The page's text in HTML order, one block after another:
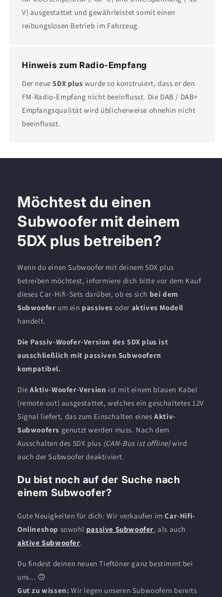
V) ausgestattet und gewährleistet somit einen
reibungslosen Betrieb im Fahrzeug.
Hinweis zum Radio-Empfang
Der neue5DX plus wurde so konstruiert, dass er den
FM-Radio-Empfang nicht beeinflusst. Die DAB / DAB+
Empfangsqualität wird üblicherweise ohnehin nicht
beeinflusst.
Möchtest du einen
Subwoofer mit deinem
5DX plus betreiben?
Wenn du einen Subwoofer mit deinem 5DX plus
betreiben möchtest, informiere dich bitte vor dem Kauf
dieses Car-Hifi-Sets darüber, ob es sich bei dem
Subwoofer um ein passives oder aktives Modell
handelt.
Die Passiv-Woofer-Version des 5DX plus ist
ausschließlich mit passiven Subwoofern
kompatibel.
DieAktiv-Woofer-Version ist mit einem blauen Kabel
(remote-out) ausgestattet, welches ein geschaltetes 12V
Signal liefert, das zum Einschalten einesAktiv-
Subwoofers genutzt werden muss. Nach dem
Ausschalten des 5DX plus (CAN-Bus ist offline)wird
auch der Subwoofer deaktiviert.
Du bist noch auf der Suche nach
einem Subwoofer?
Gute Neuigkeiten für dich: Wir verkaufen imCar-Hifi-
Onlineshop sowohl passive Subwoofer, als auch
aktive Subwoofer.
Du findest deinen neuen Tieftöner ganz bestimmt bei
uns... 🙃
Gut zu wissen: Wir legen unseren Subwoofern bereits